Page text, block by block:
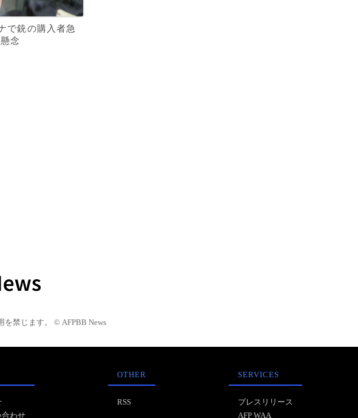
で銃の購入者急
念
を禁じます。 © AFPBB News
合わせ
OTHER
RSS
SERVICES
プレスリリース
AFP WAA